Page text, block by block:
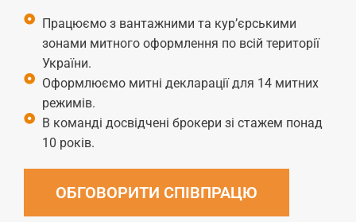
Працюємо з вантажними та кур’єрськими
зонами митного оформлення по всій території
України.
Оформлюємо митні декларації для 14 митних
режимів.
В команді досвідчені брокери зі стажем понад
10 років.
ОБГОВОРИТИ СПІВПРАЦЮ